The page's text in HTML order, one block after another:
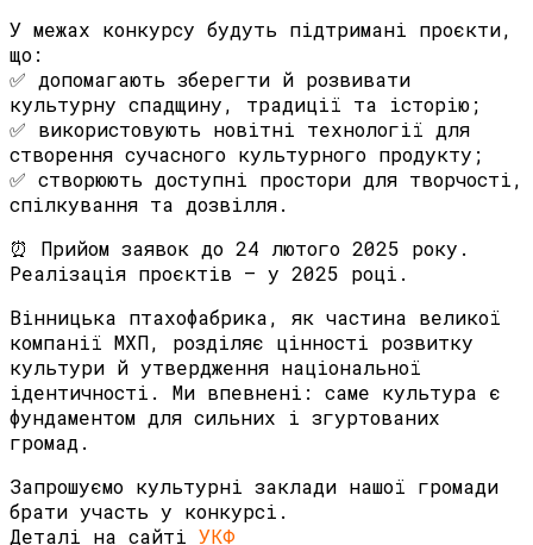
У межах конкурсу будуть підтримані проєкти,
що:
✅ допомагають зберегти й розвивати
культурну спадщину, традиції та історію;
✅ використовують новітні технології для
створення сучасного культурного продукту;
✅ створюють доступні простори для творчості,
спілкування та дозвілля.
⏰ Прийом заявок до 24 лютого 2025 року.
Реалізація проєктів – у 2025 році.
Вінницька птахофабрика, як частина великої
компанії МХП, розділяє цінності розвитку
культури й утвердження національної
ідентичності. Ми впевнені: саме культура є
фундаментом для сильних і згуртованих
громад.
Запрошуємо культурні заклади нашої громади
брати участь у конкурсі.
Деталі на сайті УКФ